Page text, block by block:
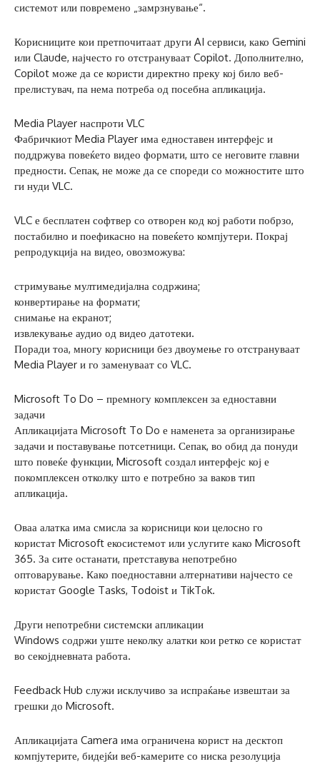
системот или повремено „замрзнување“.
Корисниците кои претпочитаат други AI сервиси, како Gemini
или Claude, најчесто го отстрануваат Copilot. Дополнително,
Copilot може да се користи директно преку кој било веб-
прелистувач, па нема потреба од посебна апликација.
Media Player наспроти VLC
Фабричкиот Media Player има едноставен интерфејс и
поддржува повеќето видео формати, што се неговите главни
предности. Сепак, не може да се спореди со можностите што
ги нуди VLC.
VLC е бесплатен софтвер со отворен код кој работи побрзо,
постабилно и поефикасно на повеќето компјутери. Покрај
репродукција на видео, овозможува:
стримување мултимедијална содржина;
конвертирање на формати;
снимање на екранот;
извлекување аудио од видео датотеки.
Поради тоа, многу корисници без двоумење го отстрануваат
Media Player и го заменуваат со VLC.
Microsoft To Do – премногу комплексен за едноставни
задачи
Апликацијата Microsoft To Do е наменета за организирање
задачи и поставување потсетници. Сепак, во обид да понуди
што повеќе функции, Microsoft создал интерфејс кој е
покомплексен отколку што е потребно за ваков тип
апликација.
Оваа алатка има смисла за корисници кои целосно го
користат Microsoft екосистемот или услугите како Microsoft
365. За сите останати, претставува непотребно
оптоварување. Како поедноставни алтернативи најчесто се
користат Google Tasks, Todoist и TikTоk.
Други непотребни системски апликации
Windows содржи уште неколку алатки кои ретко се користат
во секојдневната работа.
Feedback Hub служи исклучиво за испраќање извештаи за
грешки до Microsoft.
Апликацијата Camera има ограничена корист на десктоп
компјутерите, бидејќи веб-камерите со ниска резолуција